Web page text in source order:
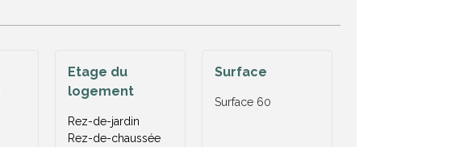
Etage du
logement
Rez-de-jardin
Rez-de-chaussée
Surface
Surface 60